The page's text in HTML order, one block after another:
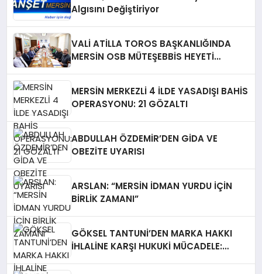
Algısını Değiştiriyor
VALİ ATİLLA TOROS BAŞKANLIĞINDA
MERSİN OSB MÜTEŞEBBİS HEYETİ
MERSİN MERKEZLİ 4 İLDE YASADIŞI BAHİS
OPERASYONU: 21 GÖZALTI
ABDULLAH ÖZDEMİR’DEN GİDA VE
OBEZİTE UYARISI
ARSLAN: “MERSİN İDMAN YURDU İÇİN
BİRLİK ZAMANI”
GÖKSEL TANTUNİ’DEN MARKA HAKKI
İHLALİNE KARŞI HUKUKİ MÜCADELE: